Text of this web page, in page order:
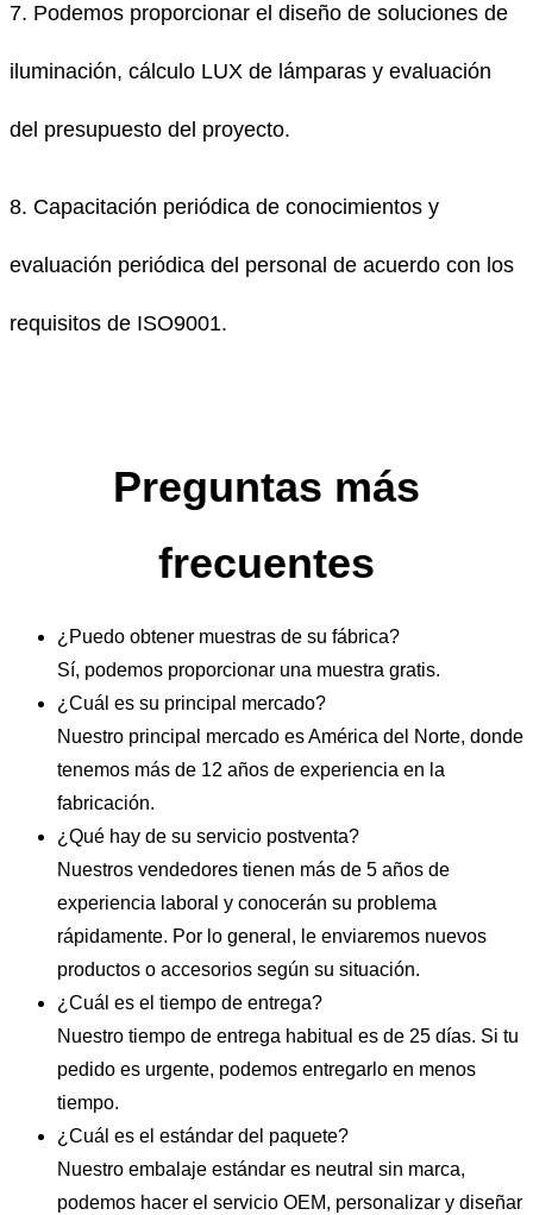
7. Podemos proporcionar el diseño de soluciones de
iluminación, cálculo LUX de lámparas y evaluación
del presupuesto del proyecto.
8. Capacitación periódica de conocimientos y
evaluación periódica del personal de acuerdo con los
requisitos de ISO9001.
Preguntas más
frecuentes
¿Puedo obtener muestras de su fábrica?
Sí, podemos proporcionar una muestra gratis.
¿Cuál es su principal mercado?
Nuestro principal mercado es América del Norte, donde
tenemos más de 12 años de experiencia en la
fabricación.
¿Qué hay de su servicio postventa?
Nuestros vendedores tienen más de 5 años de
experiencia laboral y conocerán su problema
rápidamente. Por lo general, le enviaremos nuevos
productos o accesorios según su situación.
¿Cuál es el tiempo de entrega?
Nuestro tiempo de entrega habitual es de 25 días. Si tu
pedido es urgente, podemos entregarlo en menos
tiempo.
¿Cuál es el estándar del paquete?
Nuestro embalaje estándar es neutral sin marca,
podemos hacer el servicio OEM, personalizar y diseñar